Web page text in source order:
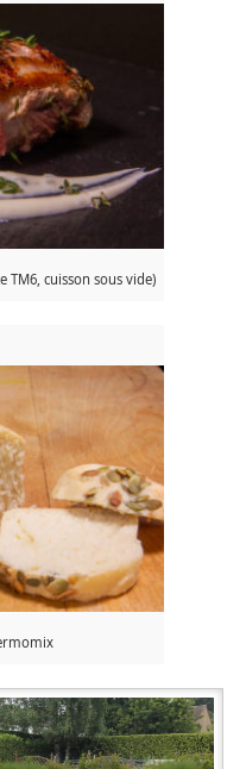
TM6, cuisson sous vide)